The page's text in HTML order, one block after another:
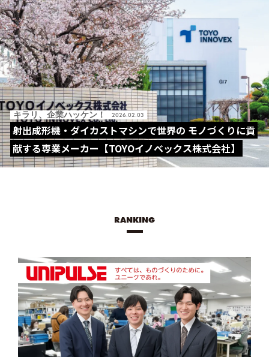
キラリ、企業ハッケン！ 2026.02.03
射出成形機・ダイカストマシンで世界の モノづくりに貢
献する専業メーカー【TOYOイノベックス株式会社】
RANKING